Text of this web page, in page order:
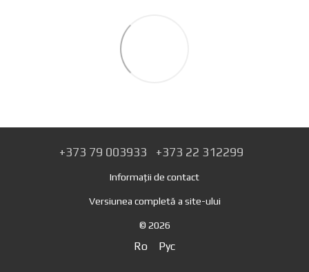
+373 79 003933 +373 22 312299
Informații de contact
Versiunea completă a site-ului
© 2026
Ro Рус